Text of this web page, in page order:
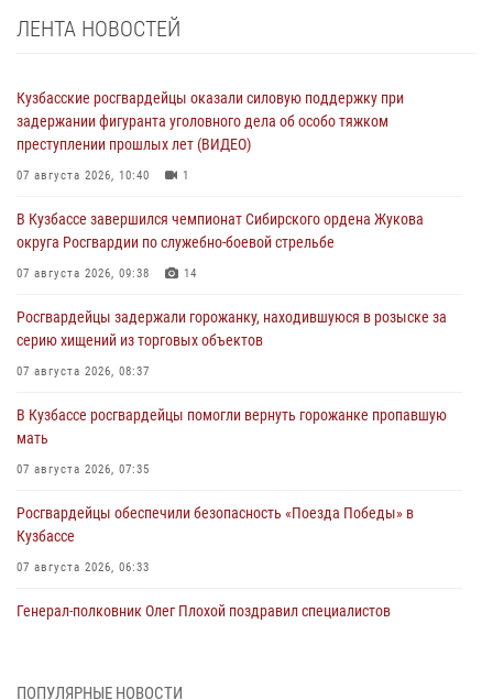
ЛЕНТА НОВОСТЕЙ
Кузбасские росгвардейцы оказали силовую поддержку при
задержании фигуранта уголовного дела об особо тяжком
преступлении прошлых лет (ВИДЕО)
07 августа 2026, 10:40 1
В Кузбассе завершился чемпионат Сибирского ордена Жукова
округа Росгвардии по служебно-боевой стрельбе
07 августа 2026, 09:38 14
Росгвардейцы задержали горожанку, находившуюся в розыске за
серию хищений из торговых объектов
07 августа 2026, 08:37
В Кузбассе росгвардейцы помогли вернуть горожанке пропавшую
мать
07 августа 2026, 07:35
Росгвардейцы обеспечили безопасность «Поезда Победы» в
Кузбассе
07 августа 2026, 06:33
Генерал-полковник Олег Плохой поздравил специалистов
07 августа 2026, 05:32
ПОПУЛЯРНЫЕ НОВОСТИ